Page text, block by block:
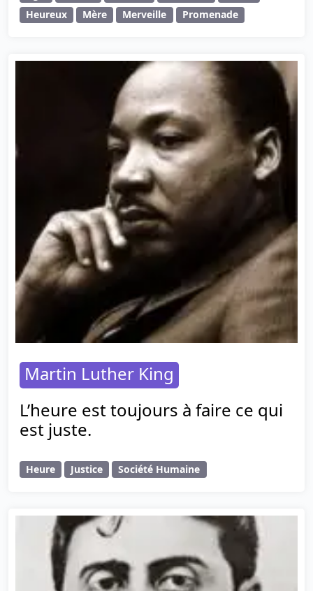
Heureux
Mère Merveille Promenade
Martin Luther King
L’heure est toujours à faire ce qui
est juste.
Heure Justice Société Humaine